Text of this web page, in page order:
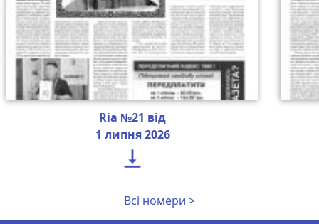
Ria №21 від
1 липня 2026

Всі номери >